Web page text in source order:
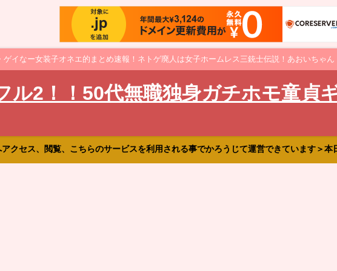
イなー女装子オネエ的まとめ速報！ネトゲ廃人は女子ホームレス三銃士伝説！あおいちゃ
ル2！！50代無職独身ガチホモ童貞
クセス、閲覧、こちらのサービスを利用される事でかろうじて運営できています＞